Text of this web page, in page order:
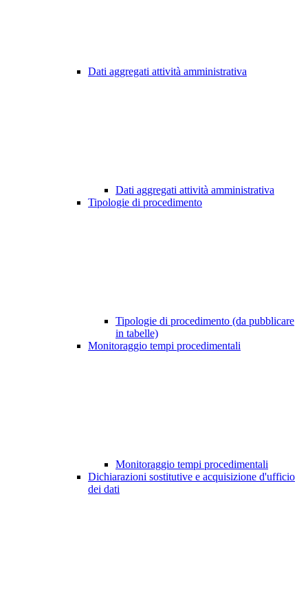
Dati aggregati attività amministrativa
Dati aggregati attività amministrativa
Tipologie di procedimento
Tipologie di procedimento (da pubblicare
in tabelle)
Monitoraggio tempi procedimentali
Monitoraggio tempi procedimentali
Dichiarazioni sostitutive e acquisizione d'ufficio
dei dati